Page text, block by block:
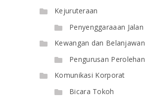
Kejuruteraan
Penyenggaraaan Jalan
Kewangan dan Belanjawan
Pengurusan Perolehan
Komunikasi Korporat
Bicara Tokoh